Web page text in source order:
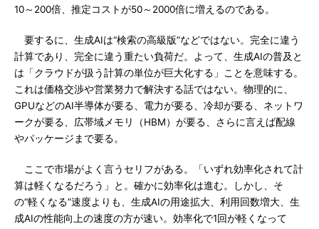
10～200倍、推定コストが50～2000倍に増えるのである。
要するに、生成AIは“検索の高級版”などではない。完全に違う
計算であり、完全に違う重たい負荷だ。よって、生成AIの普及と
は「クラウドが扱う計算の単位が巨大化する」ことを意味する。
これは価格交渉や営業努力で解決する話ではない。物理的に、
GPUなどのAI半導体が要る、電力が要る、冷却が要る、ネットワ
ークが要る、広帯域メモリ（HBM）が要る、さらに言えば配線
やパッケージまで要る。
ここで市場がよく言うセリフがある。「いずれ効率化されて計
算は軽くなるだろう」と。確かに効率化は進む。しかし、そ
の“軽くなる”速度よりも、生成AIの用途拡大、利用回数増大、生
成AIの性能向上の速度の方が速い。効率化で1回が軽くなって